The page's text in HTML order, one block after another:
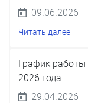
09.06.2026
Читать далее
График работы
2026 года
29.04.2026